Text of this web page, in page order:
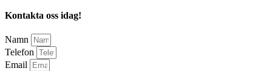
Kontakta oss idag!
Namn
Telefon
Email